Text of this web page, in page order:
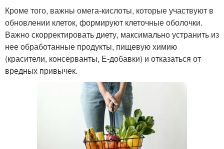
Кроме того, важны омега-кислоты, которые участвуют в
обновлении клеток, формируют клеточные оболочки.
Важно скорректировать диету, максимально устранить из
нее обработанные продукты, пищевую химию
(красители, консерванты, Е-добавки) и отказаться от
вредных привычек.